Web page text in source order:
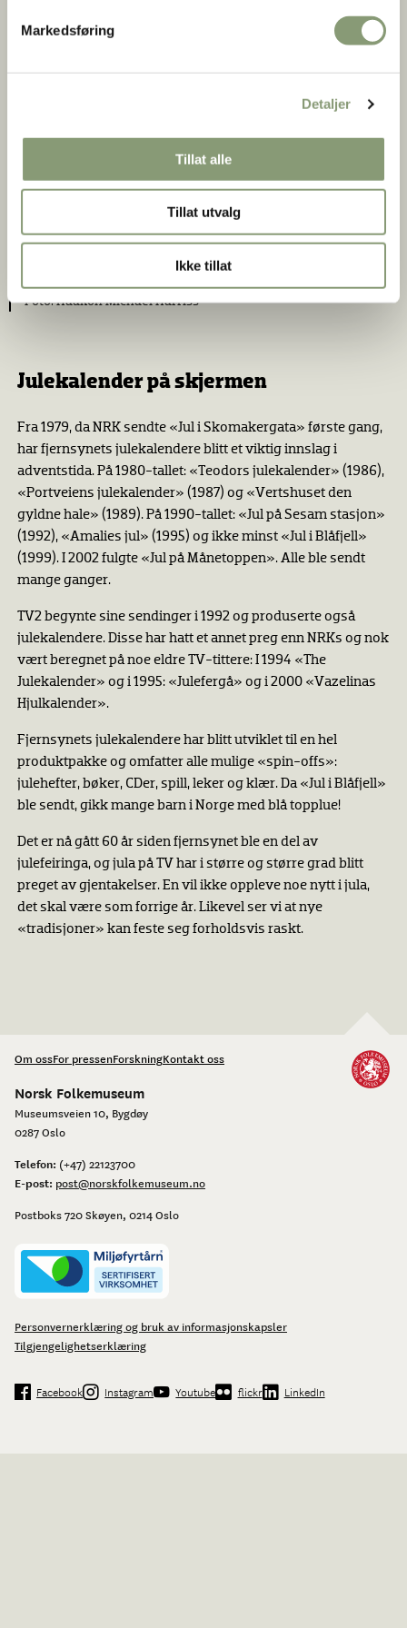
Markedsføring
Detaljer
Tillat alle
Tillat utvalg
Ikke tillat
Jul hos familen Dahl i 1965
Haakon Michael Harriss
Julekalender på skjermen
Fra 1979, da NRK sendte «Jul i Skomakergata» første gang,
har fjernsynets julekalendere blitt et viktig innslag i
adventstida. På 1980-tallet: «Teodors julekalender» (1986),
«Portveiens julekalender» (1987) og «Vertshuset den
gyldne hale» (1989). På 1990-tallet: «Jul på Sesam stasjon»
(1992), «Amalies jul» (1995) og ikke minst «Jul i Blåfjell»
(1999). I 2002 fulgte «Jul på Månetoppen». Alle ble sendt
mange ganger.​
TV2 begynte sine sendinger i 1992 og produserte også
julekalendere. Disse har hatt et annet preg enn NRKs og nok
vært beregnet på noe eldre TV-tittere: I 1994 «The
Julekalender» og i 1995: «Julefergå» og i 2000 «Vazelinas
Hjulkalender».
Fjernsynets julekalendere har blitt utviklet til en hel
produktpakke og omfatter alle mulige «spin-offs»:
julehefter, bøker, CDer, spill, leker og klær. Da «Jul i Blåfjell»
ble sendt, gikk mange barn i Norge med blå topplue!
Det er nå gått 60 år siden fjernsynet ble en del av
julefeiringa, og jula på TV har i større og større grad blitt
preget av gjentakelser. En vil ikke oppleve noe nytt i jula,
det skal være som forrige år. Likevel ser vi at nye
«tradisjoner» kan feste seg forholdsvis raskt.
Om ossFor pressenForskningKontakt oss
Norsk Folkemuseum
Museumsveien 10, Bygdøy
0287 Oslo
Telefon: (+47) 22123700
E-post: post@norskfolkemuseum.no
Postboks 720 Skøyen, 0214 Oslo
Personvernerklæring og bruk av informasjonskapsler
Tilgjengelighetserklæring
Facebook Instagram Youtube flickr LinkedIn